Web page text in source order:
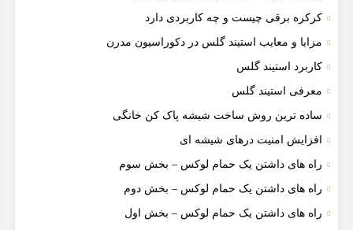
کرکره برقی چیست و چه کاربردی دارد
مزایا و معایب استیند گلس در دکوراسیون مدرن
کاربرد استیند گلس
معرفی استیند گلس
ساده ترین روش ساخت شیشه پاک کن خانگی
افزایش امنیت درهای شیشه ای
راه های داشتن یک حمام لوکس – بخش سوم
راه های داشتن یک حمام لوکس – بخش دوم
راه های داشتن یک حمام لوکس – بخش اول